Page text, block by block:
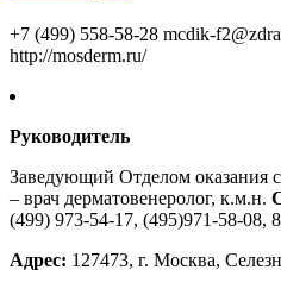
+7 (499) 558-58-28 mcdik-
http://mosderm.ru/
Руководитель
Заведующий Отделом оказания
– врач дерматовенеролог, к.м.н.
(499) 973-54-17, (495)971-58-08,
Адрес: 127473, г. Москва,